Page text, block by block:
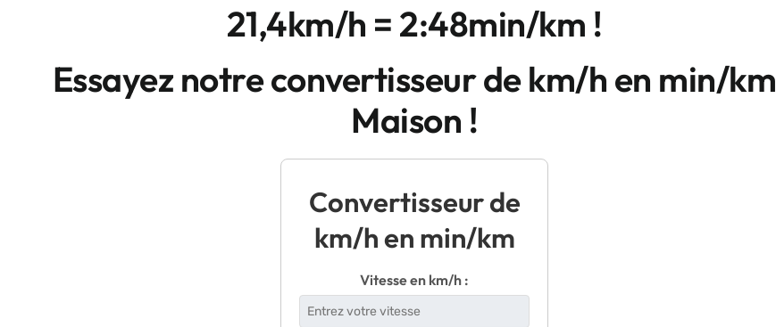
21,4km/h = 2:48min/km !
Essayez notre convertisseur de km/h en min/km
Maison !
Convertisseur de
km/h en min/km
Vitesse en km/h :